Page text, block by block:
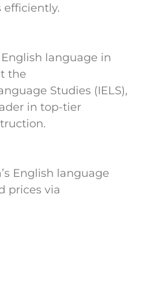
efficiently.
language in
the
Studies (IELS),
in top-tier
English language
prices via